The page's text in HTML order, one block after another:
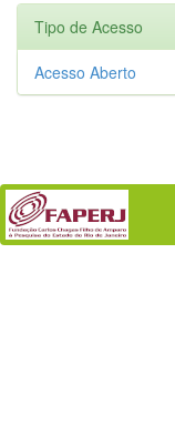
Tipo de Acesso
Acesso Aberto